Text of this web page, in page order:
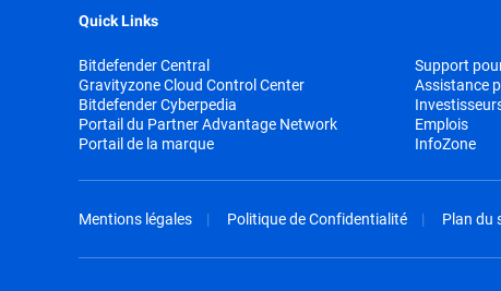
Quick Links
Bitdefender Central
Gravityzone Cloud Control Center
Bitdefender Cyberpedia
Portail du Partner Advantage Network
Portail de la marque
Support
Assistance
Emplois
InfoZone
Mentions légales Politique de Confidentialité Plan du